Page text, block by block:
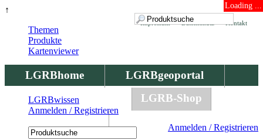
↑ Loading ...
Kontakt
Datenschutz
Impressum
LGRBhome
LGRBgeoportal
LGRBbohrungen
LGRB-Shop
Anmelden / Registrieren
Themen
Produkte
Kartenviewer
LGRBwissen
Anmelden / Registrieren